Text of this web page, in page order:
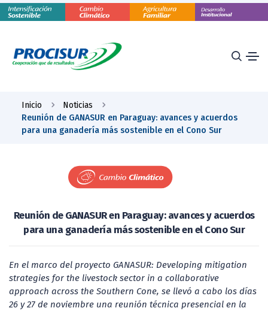
Inicio
Noticias
Reunión de GANASUR en Paraguay: avances y acuerdos
para una ganadería más sostenible en el Cono Sur
Reunión de GANASUR en Paraguay: avances y acuerdos
para una ganadería más sostenible en el Cono Sur
En el marco del proyecto GANASUR: Developing mitigation
strategies for the livestock sector in a collaborative
approach across the Southern Cone, se llevó a cabo los días
26 y 27 de noviembre una reunión técnica presencial en la